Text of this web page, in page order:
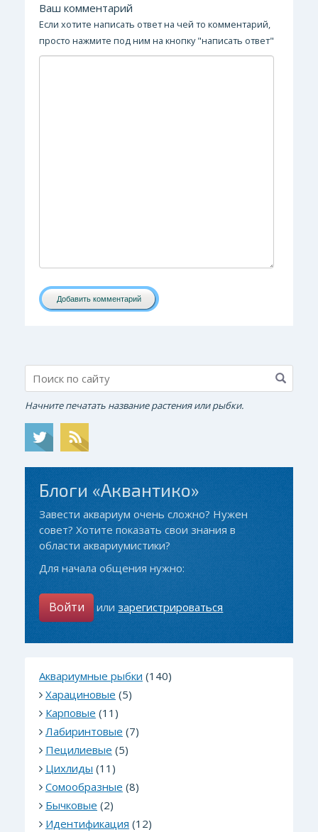
Ваш комментарий
Если хотите написать ответ на чей то комментарий,
просто нажмите под ним на кнопку "написать ответ"
Добавить комментарий
Начните печатать название растения или рыбки.
Блоги «Аквантико»
Завести аквариум очень сложно? Нужен
совет? Хотите показать свои знания в
области аквариумистики?
Для начала общения нужно:
Войти илизарегистрироваться
Аквариумные рыбки (140)
Харациновые (5)
Карповые (11)
Лабиринтовые (7)
Пецилиевые (5)
Цихлиды (11)
Сомообразные (8)
Бычковые (2)
Идентификация (12)